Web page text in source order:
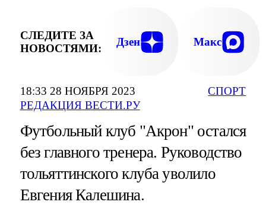
18:33 28 НОЯБРЯ 2023
РЕДАКЦИЯ ВЕСТИ.РУ
СПОРТ
СЛЕДИТЕ ЗА
НОВОСТЯМИ:
Дзен Макс
Футбольный клуб "Акрон" остался
без главного тренера. Руководство
тольяттинского клуба уволило
Евгения Калешина.